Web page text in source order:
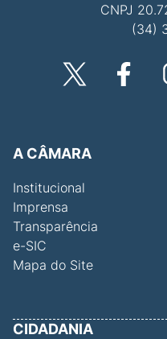
CNPJ
(34)
A CÂMARA
Institucional
Imprensa
Transparência
e-SIC
Mapa do Site
CIDADANIA